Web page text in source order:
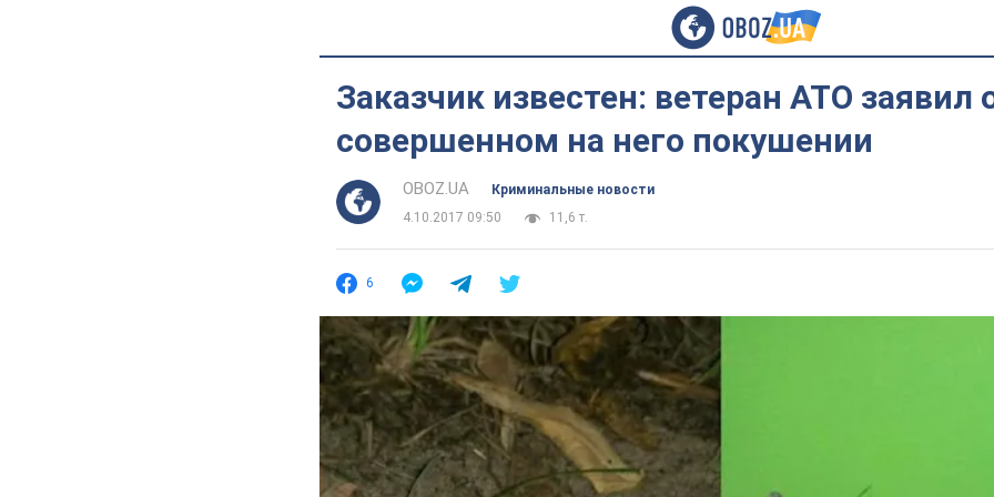
Заказчик известен: ветеран АТО заявил
совершенном на него покушении
OBOZ.UA
Криминальные новости
4.10.2017 09:50
11,6 т.
6